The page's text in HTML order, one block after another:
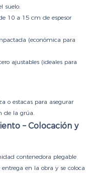
suelo:
10 a 15 cm de espesor
(económica para
ajustables (ideales para
o estacas para asegurar
de la grúa.
– Colocación y
contenedora plegable
en la obra y se coloca